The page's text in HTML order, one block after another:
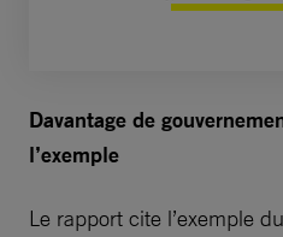
Davantage de
l’exemple
Le rapport cite l’exemple